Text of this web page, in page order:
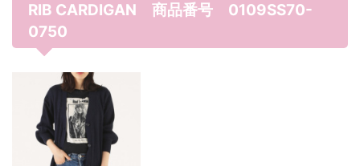
RIB CARDIGAN 商品番号 0109SS70-
0750